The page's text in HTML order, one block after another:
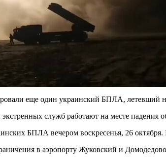
еще один украинский БПЛА, летевший
служб работают на месте падения
БПЛА вечером воскресенья, 26
в аэропорту Жуковский и